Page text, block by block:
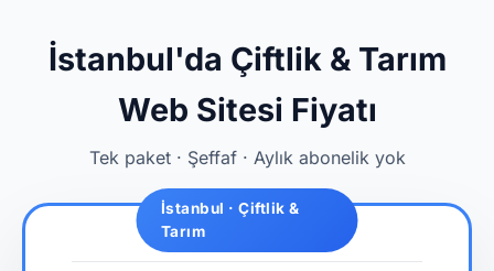
İstanbul'da Çiftlik & Tarım
Web Sitesi Fiyatı
Tek paket · Şeffaf · Aylık abonelik yok
İstanbul · Çiftlik &
Tarım